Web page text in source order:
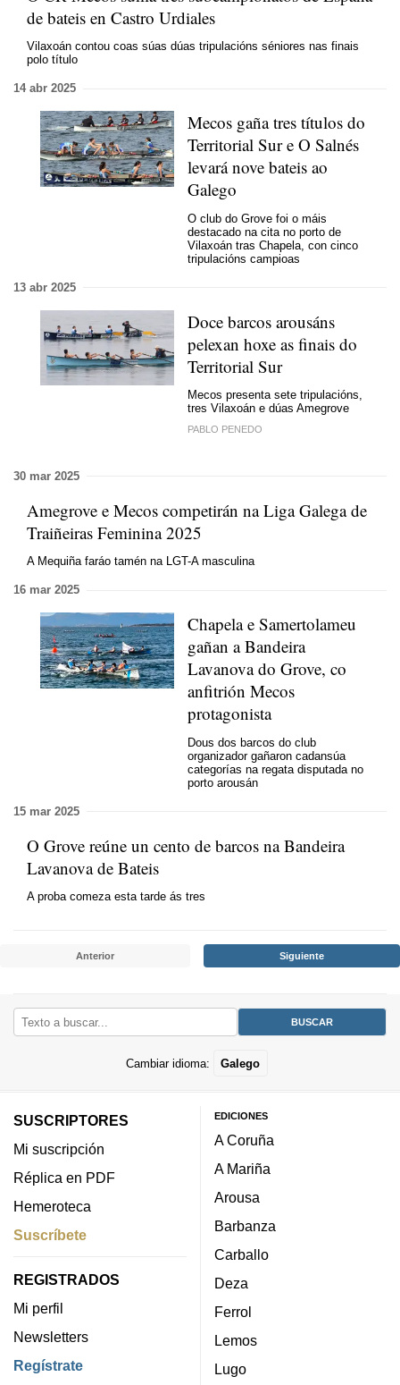
de bateis en Castro Urdiales
Vilaxoán contou coas súas dúas tripulacións séniores nas finais
polo título
14 abr 2025
Mecos gaña tres títulos do
Territorial Sur e O Salnés
levará nove bateis ao
Galego
O club do Grove foi o máis
destacado na cita no porto de
Vilaxoán tras Chapela, con cinco
tripulacións campioas
13 abr 2025
Doce barcos arousáns
pelexan hoxe as finais do
Territorial Sur
Mecos presenta sete tripulacións,
tres Vilaxoán e dúas Amegrove
PABLO PENEDO
30 mar 2025
Amegrove e Mecos competirán na Liga Galega de
Traiñeiras Feminina 2025
A Mequiña faráo tamén na LGT-A masculina
16 mar 2025
Chapela e Samertolameu
gañan a Bandeira
Lavanova do Grove, co
anfitrión Mecos
protagonista
Dous dos barcos do club
organizador gañaron cadansúa
categorías na regata disputada no
porto arousán
15 mar 2025
O Grove reúne un cento de barcos na Bandeira
Lavanova de Bateis
A proba comeza esta tarde ás tres
Anterior Siguiente
Cambiar idioma: Galego
SUSCRIPTORES
Mi suscripción
Réplica en PDF
Hemeroteca
Suscríbete
REGISTRADOS
Mi perfil
Newsletters
Regístrate
EDICIONES
A Coruña
A Mariña
Arousa
Barbanza
Carballo
Deza
Ferrol
Lemos
Lugo